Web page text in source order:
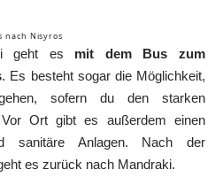
nach Nisyros
geht es mit dem Bus zum
. Es besteht sogar die Möglichkeit,
sofern du den starken
Vor Ort gibt es außerdem einen
sanitäre Anlagen. Nach der
es zurück nach Mandraki.